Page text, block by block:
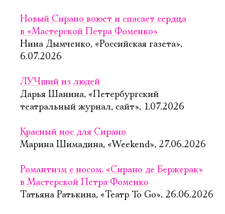
Новый Сирано воюет и спасает сердца
в «Мастерской Петра Фоменко»
Нина Дымченко, «Российская газета»,
6.07.2026
ЛУЧший из людей
Дарья Шанина, «Петербургский
театральный журнал, сайт», 1.07.2026
Красный нос для Сирано
Марина Шимадина, «Weekend», 27.06.2026
Романтизм с носом. «Сирано де Бержерак»
в Мастерской Петра Фоменко
Татьяна Ратькина, «Театр To Go», 26.06.2026